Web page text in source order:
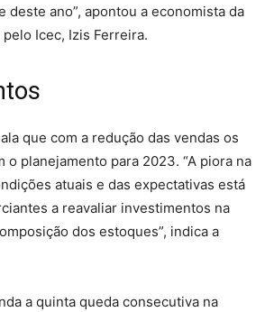
deste ano”, apontou a economista da
Icec, Izis Ferreira.
que com a redução das vendas os
o planejamento para 2023. “A piora na
atuais e das expectativas está
a reavaliar investimentos na
dos estoques”, indica a
a quinta queda consecutiva na